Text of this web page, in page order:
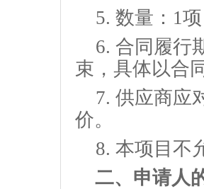
5. 数量： 1项
6. 合同履行
束，具体以合
7. 供应商应
价。
8. 本项目不
二、 申请人